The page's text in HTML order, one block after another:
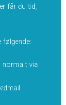
får du tid,
normalt via